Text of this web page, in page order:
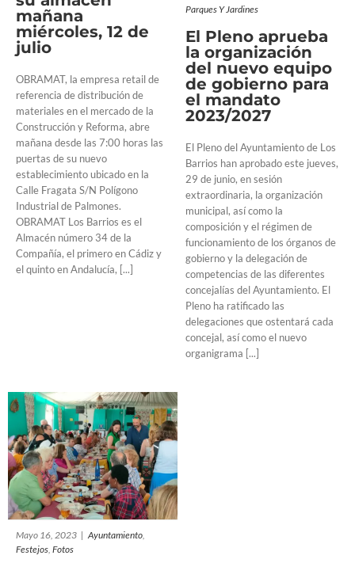
mañana
miércoles, 12 de
julio
OBRAMAT, la empresa retail de
referencia de distribución de
materiales en el mercado de la
Construcción y Reforma, abre
mañana desde las 7:00 horas las
puertas de su nuevo
establecimiento ubicado en la
Calle Fragata S/N Polígono
Industrial de Palmones.
OBRAMAT Los Barrios es el
Almacén número 34 de la
Compañía, el primero en Cádiz y
el quinto en Andalucía, [...]
Parques Y Jardines
El Pleno aprueba
la organización
del nuevo equipo
de gobierno para
el mandato
2023/2027
El Pleno del Ayuntamiento de Los
Barrios han aprobado este jueves,
29 de junio, en sesión
extraordinaria, la organización
municipal, así como la
composición y el régimen de
funcionamiento de los órganos de
gobierno y la delegación de
competencias de las diferentes
concejalías del Ayuntamiento. El
Pleno ha ratificado las
delegaciones que ostentará cada
concejal, así como el nuevo
organigrama [...]
Mayo 16, 2023 | Ayuntamiento
Festejos Fotos